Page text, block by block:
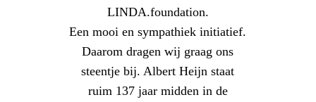
LINDA.foundation.
Een mooi en sympathiek initiatief.
Daarom dragen wij graag ons
steentje bij. Albert Heijn staat
ruim 137 jaar midden in de